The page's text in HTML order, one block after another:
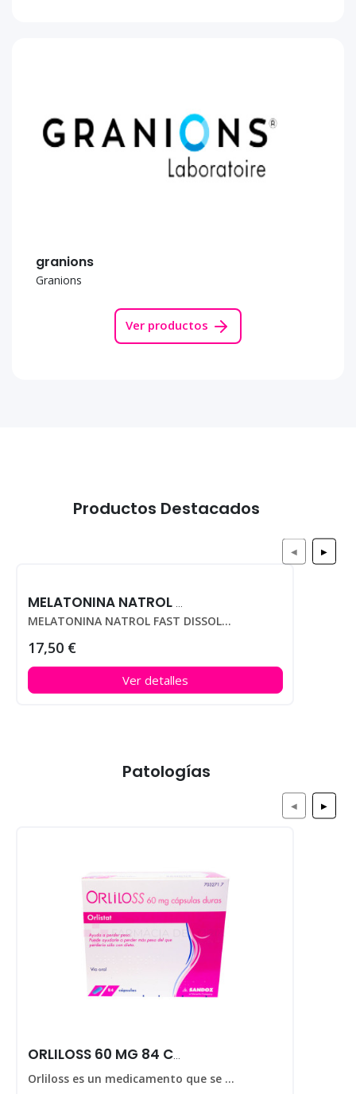
granions
Granions
Ver productos
Productos Destacados
MELATONINA NATROL FAST DISSOLVE 10MG 100 TABS FRESA
MELATONINA NATROL FAST DISSOLVE 10MG 100 TABS FRESA
17,50 €
Ver detalles
◀ ▶
Patologías
ORLILOSS 60 MG 84 CAPS
Orliloss es un medicamento que se utiliza para ayudar a perder peso en personas que padecen obesidad.
◀ ▶